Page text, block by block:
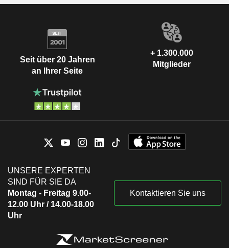
Seit über 20 Jahren
an Ihrer Seite
+ 1.300.000
Mitglieder
UNSERE EXPERTEN
SIND FÜR SIE DA
Montag - Freitag 9.00-
12.00 Uhr / 14.00-18.00
Uhr
Kontaktieren Sie uns